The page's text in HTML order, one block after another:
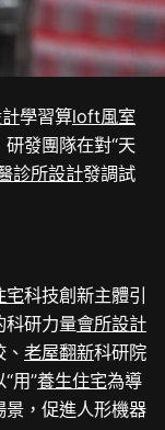
學習算loft風室
研發團隊在對“天
診所設計發調試
宅科技創新主體引
科研力量會所設計
、老屋翻新科研院
用”養生住宅為導
景，促進人形機器